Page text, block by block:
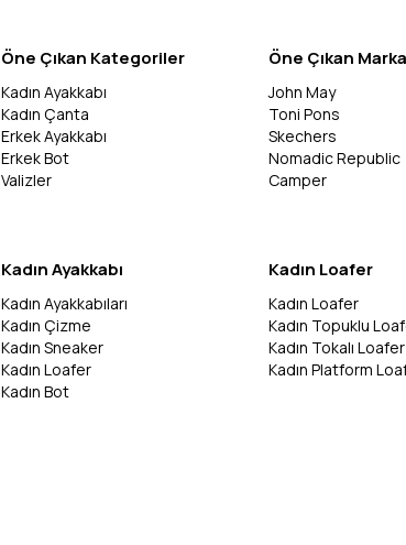
Öne Çıkan Kategoriler
Kadın Ayakkabı
Kadın Çanta
Erkek Ayakkabı
Erkek Bot
Valizler
Öne Çıkan
John May
Toni Pons
Skechers
Nomadic Republic
Camper
Kadın Ayakkabı
Kadın Ayakkabıları
Kadın Çizme
Kadın Sneaker
Kadın Loafer
Kadın Bot
Kadın Loafer
Kadın Loafer
Kadın Topuklu
Kadın Tokalı Loafer
Kadın Platform